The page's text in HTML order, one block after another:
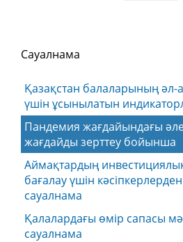
Сауалнама
Қазақстан балаларының әл-
үшін ұсынылатын
Пандемия жағдайындағы
жағдайды зерттеу бойынша
Аймақтардың инвестициялық
бағалау үшін
сауалнама
Қалалардағы өмір сапасы
сауалнама